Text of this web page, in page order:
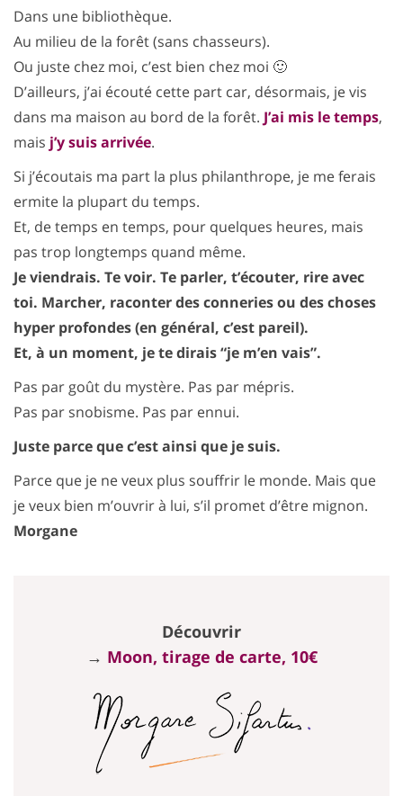
Dans une bibliothèque.
Au milieu de la forêt (sans chasseurs).
Ou juste chez moi, c’est bien chez moi 🙂
D’ailleurs, j’ai écouté cette part car, désormais, je vis
dans ma maison au bord de la forêt. J’ai mis le temps,
mais j’y suis arrivée.
Si j’écoutais ma part la plus philanthrope, je me ferais
ermite la plupart du temps.
Et, de temps en temps, pour quelques heures, mais
pas trop longtemps quand même.
Je viendrais. Te voir. Te parler, t’écouter, rire avec
toi. Marcher, raconter des conneries ou des choses
hyper profondes (en général, c’est pareil).
Et, à un moment, je te dirais “je m’en vais”.
Pas par goût du mystère. Pas par mépris.
Pas par snobisme. Pas par ennui.
Juste parce que c’est ainsi que je suis.
Parce que je ne veux plus souffrir le monde. Mais que
je veux bien m’ouvrir à lui, s’il promet d’être mignon.
Morgane
Découvrir
→ Moon, tirage de carte, 10€